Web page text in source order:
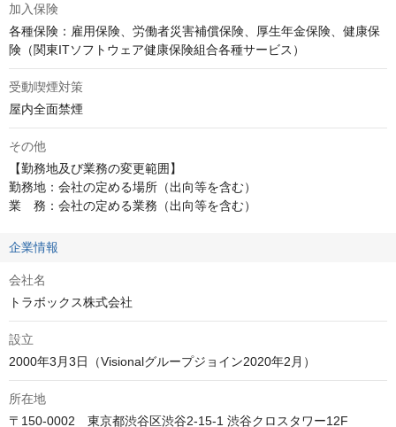
加入保険
各種保険：雇用保険、労働者災害補償保険、厚生年金保険、健康保
険（関東ITソフトウェア健康保険組合各種サービス）
受動喫煙対策
屋内全面禁煙
その他
【勤務地及び業務の変更範囲】
勤務地：会社の定める場所（出向等を含む）
業　務：会社の定める業務（出向等を含む）
企業情報
会社名
トラボックス株式会社
設立
2000年3月3日（Visionalグループジョイン2020年2月）
所在地
〒150-0002　東京都渋谷区渋谷2-15-1 渋谷クロスタワー12F